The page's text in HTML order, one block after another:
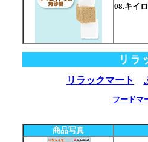
08.キイ
リラックマート
フードマ
商品写真